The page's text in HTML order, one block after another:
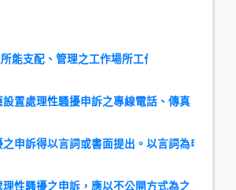
能支配、管理之工作場所工作者，雇主應為
設置處理性騷擾申訴之專線電話、傳真、專用
之申訴得以言詞或書面提出。以言詞為申訴者
理性騷擾之申訴，應以不公開方式為之。雇主